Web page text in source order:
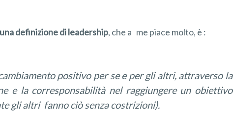
una definizione di leadership, che a me piace molto, è :
positivo per se e per gli altri, attraverso la
e la corresponsabilità nel raggiungere un obiettivo
gli altri fanno ciò senza costrizioni).